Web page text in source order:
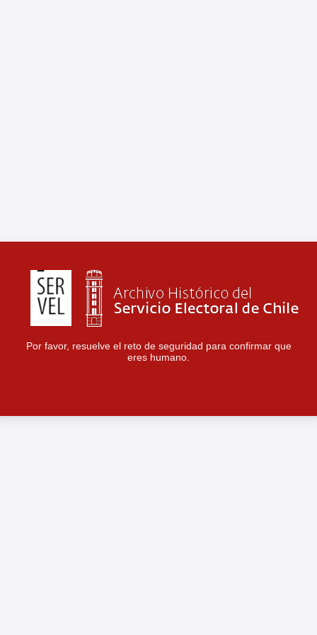
Por favor, resuelve el reto de seguridad para confirmar que
eres humano.